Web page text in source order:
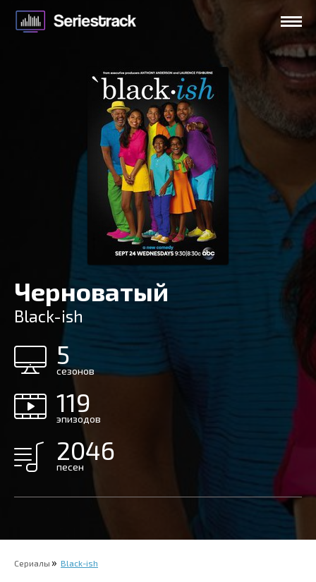
Черноватый
Black-ish
5
сезонов
119
эпизодов
2046
песен
Сериалы Black-ish